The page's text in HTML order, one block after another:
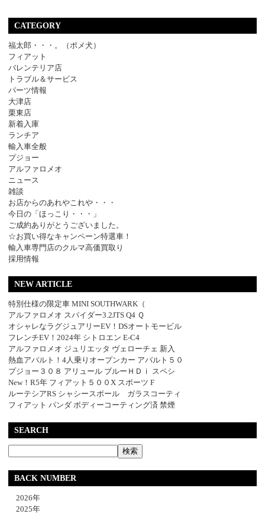
CATEGORY
福太郎・・・。（ポメ犬）
フィアット
バレンテリア店
トラブル＆サービス
パーツ情報
大津店
栗東店
新着入庫
ランチア
輸入車全般
プジョー
アルファロメオ
ニュース
雑談
お店からのあれやこれや・・・
今日の「ほっこり・・・」
ご成約ありがとうございました。
☆お買い得なキャンペーン特選車！
輸入車専門店のクルマ高価買取り
採用情報
NEW ARTICLE
特別仕様の限定車 MINI SOUTHWARK（
アルファロメオ スパイダー3.2JTS Q4 Ｑ
オシャレなラグジュアリーEV！DSオートモービル
フレンチEV！2024年 シトロエン E-C4
アルファロメオ ジュリエッタ ヴェローチェ 新入
熱血アバルト！4人乗りオープンカー アバルト５０
プジョー３０８ アリュール ブルーＨＤｉ スペシ
New！R5年 フィアット５００X スポーツ F
ルーテシアRS シャシースポール ガラスコーティ
フィアット パンダ ボディーコーティング済 禁煙
SEARCH
BACK NUMBER
2026年
2025年